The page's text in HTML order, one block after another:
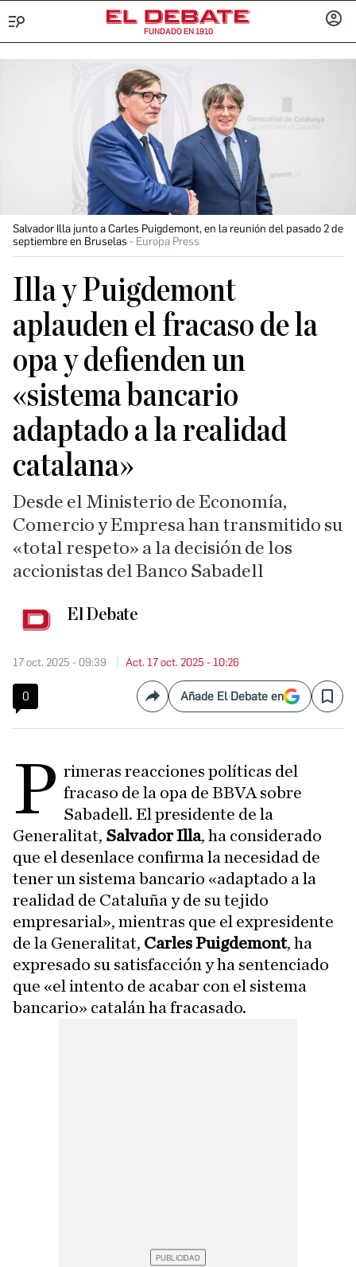
FUNDADO EN 1910
Salvador Illa junto a Carles Puigdemont, en la reunión del pasado 2 de
septiembre en Bruselas
Europa Press
Illa y Puigdemont
aplauden el fracaso de la
opa y defienden un
«sistema bancario
adaptado a la realidad
catalana»
Desde el Ministerio de Economía,
Comercio y Empresa han transmitido su
«total respeto» a la decisión de los
accionistas del Banco Sabadell
El Debate
17 oct. 2025 - 09:39 Act. 17 oct. 2025 - 10:26
0 CompartirAñade El Debate en Save
P rimeras reacciones políticas del
fracaso de la opa de BBVA sobre
Sabadell. El presidente de la
Generalitat, Salvador Illa, ha considerado
que el desenlace confirma la necesidad de
tener un sistema bancario «adaptado a la
realidad de Cataluña y de su tejido
empresarial», mientras que el expresidente
de la Generalitat, Carles Puigdemont, ha
expresado su satisfacción y ha sentenciado
que «el intento de acabar con el sistema
bancario» catalán ha fracasado.